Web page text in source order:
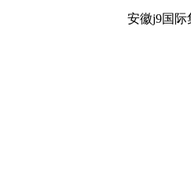
安徽j9国际